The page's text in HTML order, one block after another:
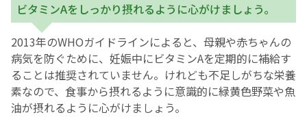
ビタミンAをしっかり摂れるように心がけましょう。
2013年のWHOガイドラインによると、母親や赤ちゃんの
病気を防ぐために、妊娠中にビタミンAを定期的に補給す
ることは推奨されていません。けれども不足しがちな栄養
素なので、食事から摂れるように意識的に緑黄色野菜や魚
油が摂れるように心がけましょう。